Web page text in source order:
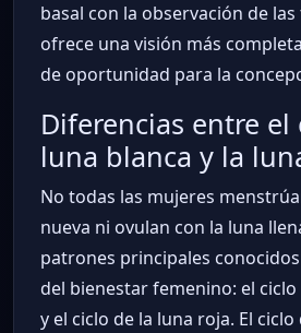
basal con la observación de
ofrece una visión más
de oportunidad para la
Diferencias entre el
luna blanca y la
No todas las mujeres
nueva ni ovulan con la luna
patrones principales
del bienestar femenino: el
y el ciclo de la luna roja. El